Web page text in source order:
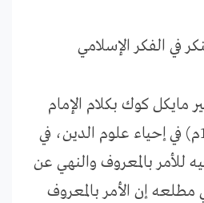
في الفكر الإسلامي
مايكل كوك بكلام الإمام
الغزالي (ـ450هـ/1111م) في إحياء علوم الدين، في
للأمر بالمعروف والنهي عن
مطلعه إن الأمر بالمعروف